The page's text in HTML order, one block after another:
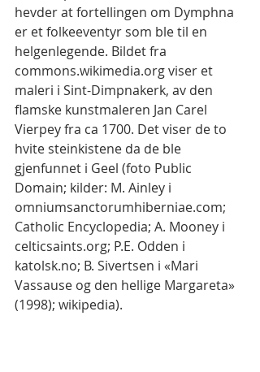
hevder at fortellingen om Dymphna
er et folkeeventyr som ble til en
helgenlegende. Bildet fra
commons.wikimedia.org viser et
maleri i Sint-Dimpnakerk, av den
flamske kunstmaleren Jan Carel
Vierpey fra ca 1700. Det viser de to
hvite steinkistene da de ble
gjenfunnet i Geel (foto Public
Domain; kilder: M. Ainley i
omniumsanctorumhiberniae.com;
Catholic Encyclopedia; A. Mooney i
celticsaints.org; P.E. Odden i
katolsk.no; B. Sivertsen i «Mari
Vassause og den hellige Margareta»
(1998); wikipedia).